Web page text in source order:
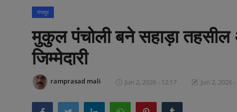
गंगापुर
मुकुल पंचोली बने सहाड़ा तहसील
जिम्मेदारी
ramprasad mali Jun 2, 2026 - 12:17 Jun 2, 2026